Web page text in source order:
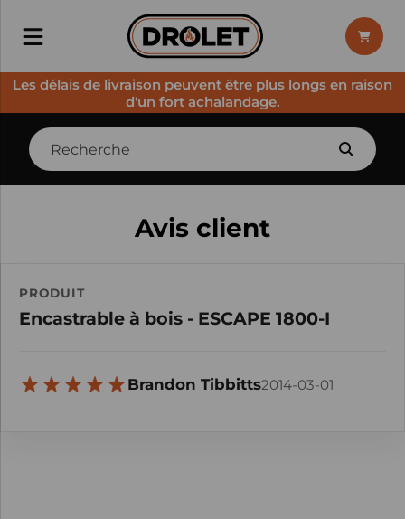
Les délais de livraison peuvent être plus longs en raison
d'un fort achalandage.
Avis client
PRODUIT
Encastrable à bois - ESCAPE 1800-I
Brandon Tibbitts2014-03-01